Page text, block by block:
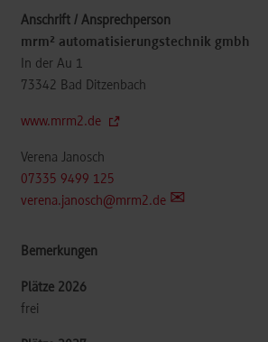
mrm² automatisierungstechnik gmbh
In der Au 1
73342 Bad Ditzenbach
www.mrm2.de
Verena Janosch
07335 9499 125
verena.janosch@mrm2.de
frei